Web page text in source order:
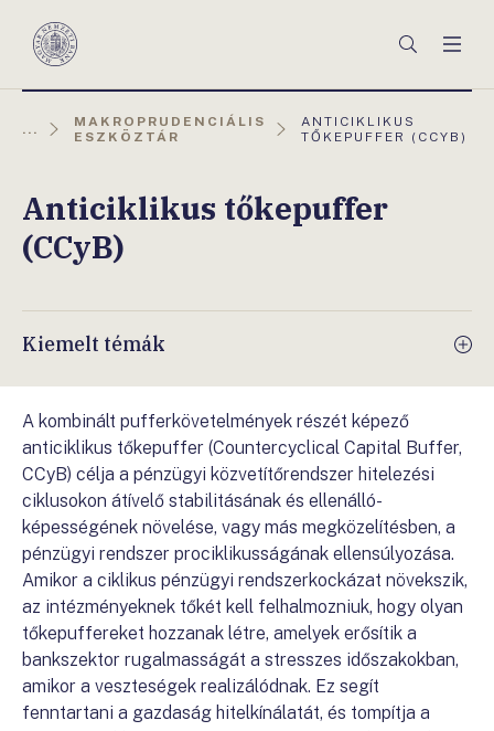
Magyar
Keresés
...
MAKROPRUDENCIÁLIS
ESZKÖZTÁR
AKTUÁLIS
OLDAL:
ANTICIKLIKUS
TŐKEPUFFER (CCYB)
Anticiklikus tőkepuffer
(CCyB)
Kiemelt témák
A kombinált pufferkövetelmények részét képező
anticiklikus tőkepuffer (Countercyclical Capital Buffer,
CCyB) célja a pénzügyi közvetítőrendszer hitelezési
ciklusokon átívelő stabilitásának és ellenálló-
képességének növelése, vagy más megközelítésben, a
pénzügyi rendszer prociklikusságának ellensúlyozása.
Amikor a ciklikus pénzügyi rendszerkockázat növekszik,
az intézményeknek tőkét kell felhalmozniuk, hogy olyan
tőkepuffereket hozzanak létre, amelyek erősítik a
bankszektor rugalmasságát a stresszes időszakokban,
amikor a veszteségek realizálódnak. Ez segít
fenntartani a gazdaság hitelkínálatát, és tompítja a